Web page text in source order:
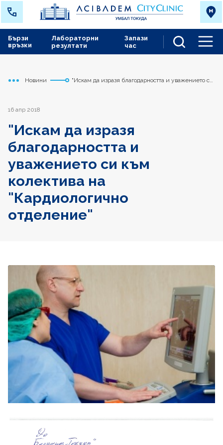
Лабораторни
резултати
Запази
час
Бързи
връзки
Начало
Токуда
Новини
"Искам да изразя благодарността и уважението си
16 апр 2018
"Искам да изразя
благодарността и
уважението си към
колектива на
"Кардиологично
отделение"